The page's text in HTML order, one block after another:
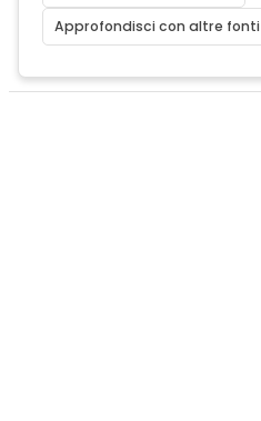
Approfondisci con altre fonti